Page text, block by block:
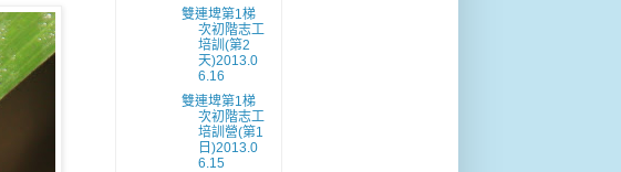
雙連埤第1梯
次初階志工
培訓(第2
天)2013.0
6.16
雙連埤第1梯
次初階志工
培訓營(第1
日)2013.0
6.15